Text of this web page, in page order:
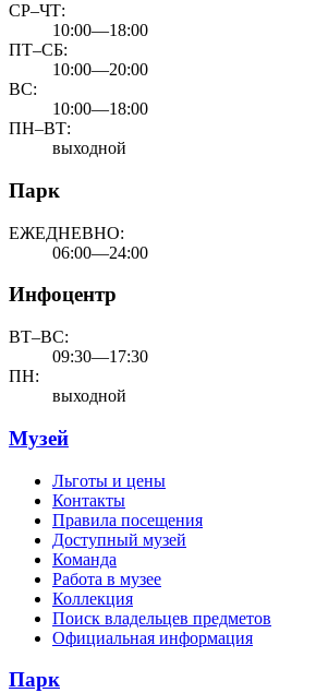
СР–ЧТ:
10:00—18:00
ПТ–СБ:
10:00—20:00
ВС:
10:00—18:00
ПН–ВТ:
выходной
Парк
ЕЖЕДНЕВНО:
06:00—24:00
Инфоцентр
ВТ–ВС:
09:30—17:30
ПН:
выходной
Музей
Льготы и цены
Контакты
Правила посещения
Доступный музей
Команда
Работа в музее
Коллекция
Поиск владельцев предметов
Официальная информация
Парк